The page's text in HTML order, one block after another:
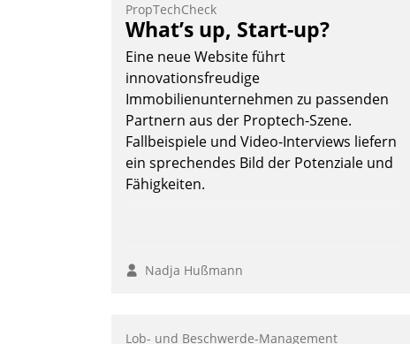
AktivBo und Datatrain kooperieren –
Immobilienunternehmen profitieren: Die
nahtlose Integration der Lösungen von
AktivBo und Datatrain ermöglicht
automatisiert ausgelöste, zielgerichtete
Mieterbefragungen – eine starke
Grundlage für intelligente, datengestützte
Entscheidungen.
PropTechCheck
What’s up, Start-up?
Eine neue Website führt
innovationsfreudige
Immobilienunternehmen zu passenden
Partnern aus der Proptech-Szene.
Fallbeispiele und Video-Interviews liefern
ein sprechendes Bild der Potenziale und
Fähigkeiten.
Nadja Hußmann
Lob- und Beschwerde-Management